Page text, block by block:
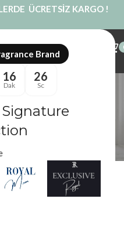
Brand
16
Dak
25
Sc
ÜCRETSİZ KARGO !
Mum
Mum” olarak etiketlendi